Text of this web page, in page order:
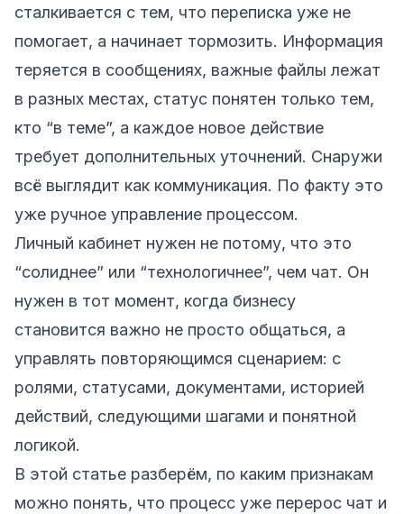
сталкивается с тем, что переписка уже не
помогает, а начинает тормозить. Информация
теряется в сообщениях, важные файлы лежат
в разных местах, статус понятен только тем,
кто “в теме”, а каждое новое действие
требует дополнительных уточнений. Снаружи
всё выглядит как коммуникация. По факту это
уже ручное управление процессом.
Личный кабинет нужен не потому, что это
“солиднее” или “технологичнее”, чем чат. Он
нужен в тот момент, когда бизнесу
становится важно не просто общаться, а
управлять повторяющимся сценарием: с
ролями, статусами, документами, историей
действий, следующими шагами и понятной
логикой.
В этой статье разберём, по каким признакам
можно понять, что процесс уже перерос чат и